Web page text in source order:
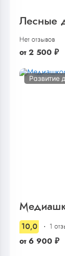
Лесные
Нет отзывов
от 2 500 ₽
Развитие
10,0 1
от 6 900 ₽